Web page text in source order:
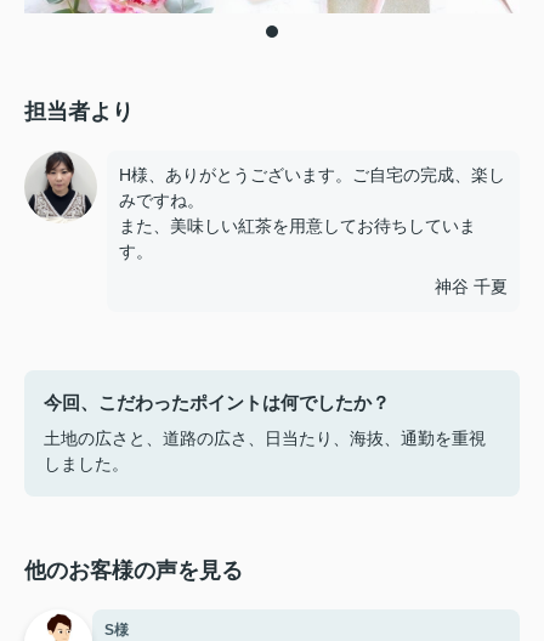
担当者より
H様、ありがとうございます。ご自宅の完成、楽し
みですね。
また、美味しい紅茶を用意してお待ちしていま
す。
神谷 千夏
今回、こだわったポイントは何でしたか？
土地の広さと、道路の広さ、日当たり、海抜、通勤を重視
しました。
他のお客様の声を見る
S様